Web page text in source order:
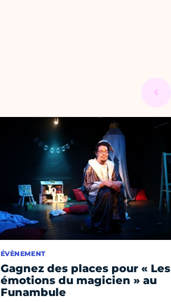
ÉVÈNEMENT
Gagnez des places pour « Les
émotions du magicien » au
Funambule